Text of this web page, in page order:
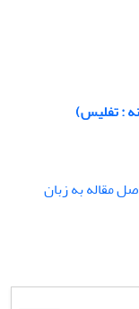
: تفلیس)
مقاله به زبان